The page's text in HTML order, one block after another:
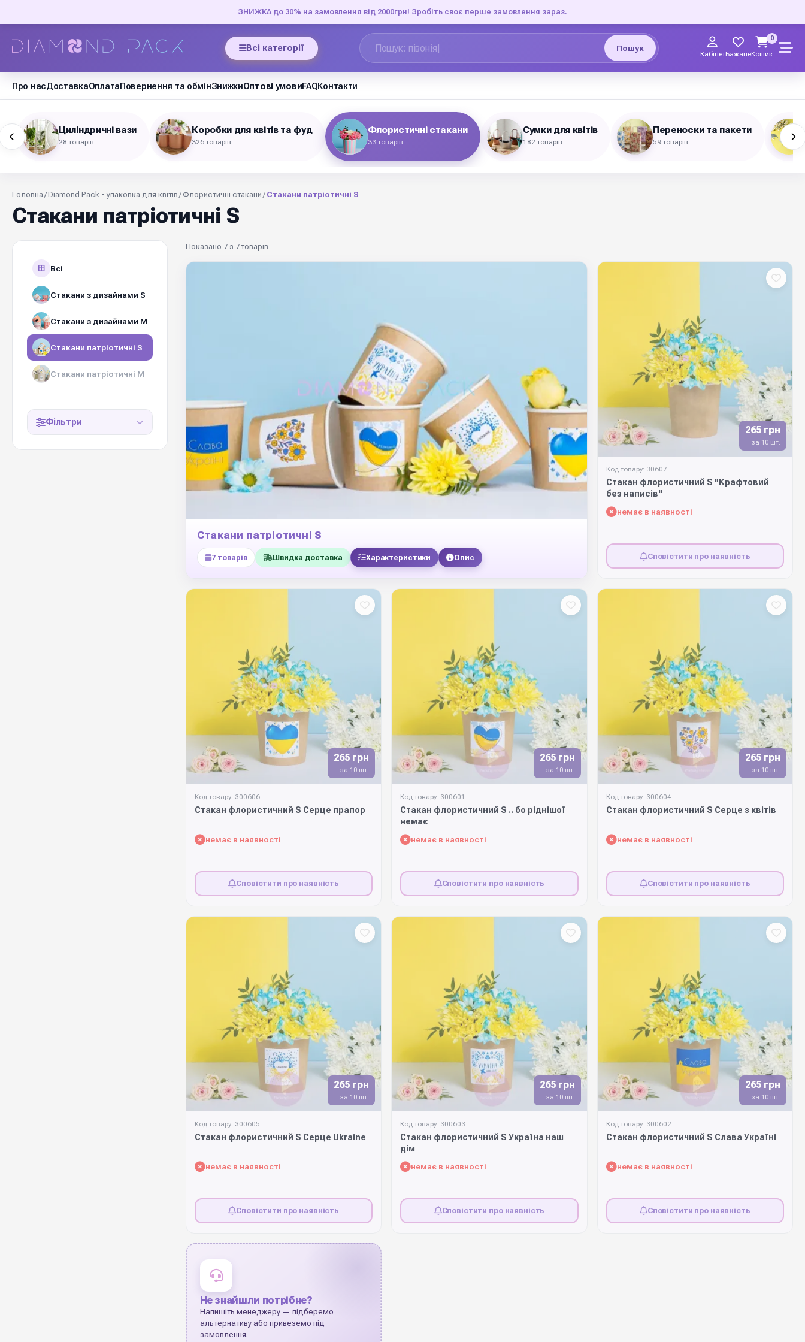
ЗНИЖКА до 30% на замовлення від 2000грн! Зробіть своє перше замовлення зараз.
Всі категорії Пошук
КабінетБажанеКошик
0
Про насДоставкаОплатаПовернення та обмінЗнижкиОптові умовиFAQКонтакти
Циліндричні вази
28 товарів
Коробки для квітів та фуд
326 товарів
Флористичні стакани
33 товарів
Сумки для квітів
182 товарів
Переноски та пакети
59 товарів
Головна /Diamond Pack - упаковка для квітів / Флористичні стакани / Стакани патріотичні S
Стакани патріотичні S
Всі
Стакани з дизайнами S
Стакани з дизайнами М
Стакани патріотичні S
Стакани патріотичні М
Фільтри
Показано 7 з 7 товарів
Стакани патріотичні S
7 товарів Швидка доставка Характеристики Опис
265 грн
за 10 шт.
Код товару: 30607
Стакан флористичний S "Крафтовий
без написів"
немає в наявності
Сповістити про наявність
265 грн
за 10 шт.
Код товару: 300606
Стакан флористичний S Серце прапор
немає в наявності
Сповістити про наявність
265 грн
за 10 шт.
Код товару: 300601
Стакан флористичний S .. бо ріднішої
немає
немає в наявності
Сповістити про наявність
265 грн
за 10 шт.
Код товару: 300604
Стакан флористичний S Серце з квітів
немає в наявності
Сповістити про наявність
265 грн
за 10 шт.
Код товару: 300605
Стакан флористичний S Серце Ukraine
немає в наявності
Сповістити про наявність
265 грн
за 10 шт.
Код товару: 300603
Стакан флористичний S Україна наш
дім
немає в наявності
Сповістити про наявність
265 грн
за 10 шт.
Код товару: 300602
Стакан флористичний S Слава Україні
немає в наявності
Сповістити про наявність
Не знайшли потрібне?
Напишіть менеджеру — підберемо
альтернативу або привеземо під
замовлення.